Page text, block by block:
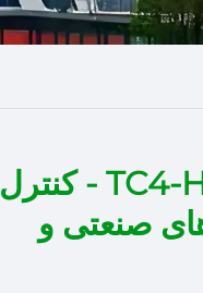
کنترلر دمایی دیجیتال TC4-H - کنترل
صنعتی و